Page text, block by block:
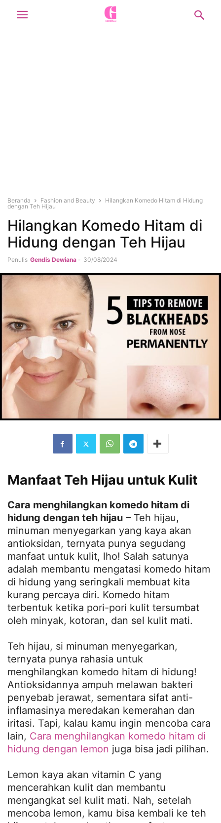
Beranda Fashion and Beauty
Hilangkan Komedo Hitam di Hidung
dengan Teh Hijau
Hilangkan Komedo Hitam di
Hidung dengan Teh Hijau
Penulis Gendis Dewiana - 30/08/2024
Manfaat Teh Hijau untuk Kulit
Cara menghilangkan komedo hitam di
hidung dengan teh hijau – Teh hijau,
minuman menyegarkan yang kaya akan
antioksidan, ternyata punya segudang
manfaat untuk kulit, lho! Salah satunya
adalah membantu mengatasi komedo hitam
di hidung yang seringkali membuat kita
kurang percaya diri. Komedo hitam
terbentuk ketika pori-pori kulit tersumbat
oleh minyak, kotoran, dan sel kulit mati.
Teh hijau, si minuman menyegarkan,
ternyata punya rahasia untuk
menghilangkan komedo hitam di hidung!
Antioksidannya ampuh melawan bakteri
penyebab jerawat, sementara sifat anti-
inflamasinya meredakan kemerahan dan
iritasi. Tapi, kalau kamu ingin mencoba cara
lain, Cara menghilangkan komedo hitam di
hidung dengan lemon juga bisa jadi pilihan.
Lemon kaya akan vitamin C yang
mencerahkan kulit dan membantu
mengangkat sel kulit mati. Nah, setelah
mencoba lemon, kamu bisa kembali ke teh